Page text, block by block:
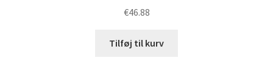
€46.88
Tilføj til kurv